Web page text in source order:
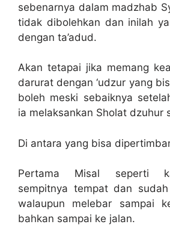
sebenarnya dalam madzhab
tidak dibolehkan dan inilah
dengan ta’adud.
Akan tetapai jika memang
darurat dengan ‘udzur yang
boleh meski sebaiknya
ia melaksankan Sholat dzuhur
Di antara yang bisa
Pertama Misal seperti
sempitnya tempat dan
walaupun melebar sampai
bahkan sampai ke jalan.